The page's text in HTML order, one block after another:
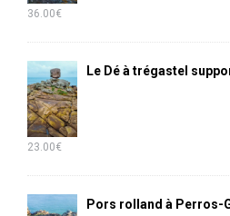
36.00€
Le Dé à trégastel
23.00€
Pors rolland à Perros-